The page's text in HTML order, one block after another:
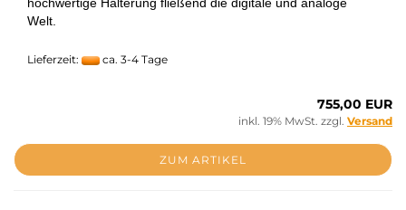
Welt.
Lieferzeit: ca. 3-4 Tage
755,00 EUR
inkl. 19% MwSt. zzgl. Versand
ZUM ARTIKEL